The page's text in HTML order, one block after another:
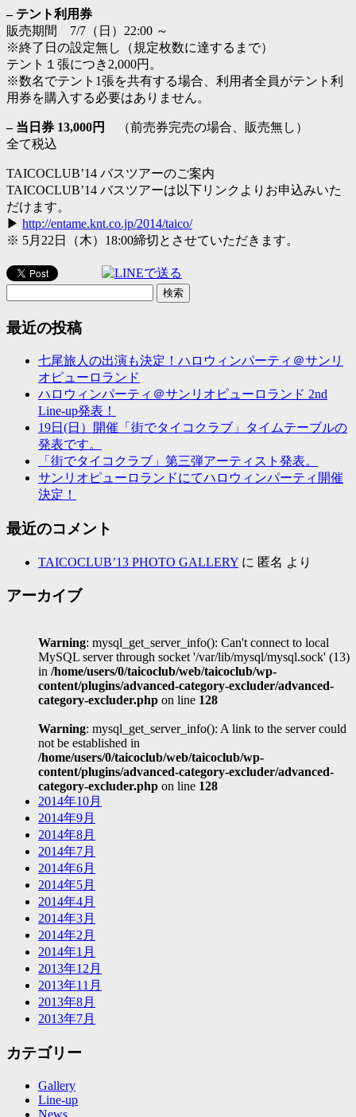
– テント利用券
販売期間 7/7（日）22:00 ～
※終了日の設定無し（規定枚数に達するまで）
テント１張につき2,000円。
※数名でテント1張を共有する場合、利用者全員がテント利
用券を購入する必要はありません。
– 当日券 13,000円
（前売券完売の場合、販売無し）
全て税込
TAICOCLUB’14 バスツアーのご案内
TAICOCLUB’14 バスツアーは以下リンクよりお申込みいた
だけます。
▶ http://entame.knt.co.jp/2014/taico/
※ 5月22日（木）18:00締切とさせていただきます。
最近の投稿
七尾旅人の出演も決定！ハロウィンパーティ＠サンリ
オピューロランド
ハロウィンパーティ＠サンリオピューロランド 2nd
Line-up発表！
19日(日）開催「街でタイコクラブ」タイムテーブルの
発表です。
「街でタイコクラブ」第三弾アーティスト発表。
サンリオピューロランドにてハロウィンパーティ開催
決定！
最近のコメント
TAICOCLUB’13 PHOTO GALLERY に 匿名 より
アーカイブ
Warning: mysql_get_server_info(): Can't connect to local
MySQL server through socket '/var/lib/mysql/mysql.sock' (13)
in /home/users/0/taicoclub/web/taicoclub/wp-
content/plugins/advanced-category-excluder/advanced-
category-excluder.php on line 128
Warning: mysql_get_server_info(): A link to the server could
not be established in
/home/users/0/taicoclub/web/taicoclub/wp-
content/plugins/advanced-category-excluder/advanced-
category-excluder.php on line 128
2014年10月
2014年9月
2014年8月
2014年7月
2014年6月
2014年5月
2014年4月
2014年3月
2014年2月
2014年1月
2013年12月
2013年11月
2013年8月
2013年7月
カテゴリー
Gallery
Line-up
News